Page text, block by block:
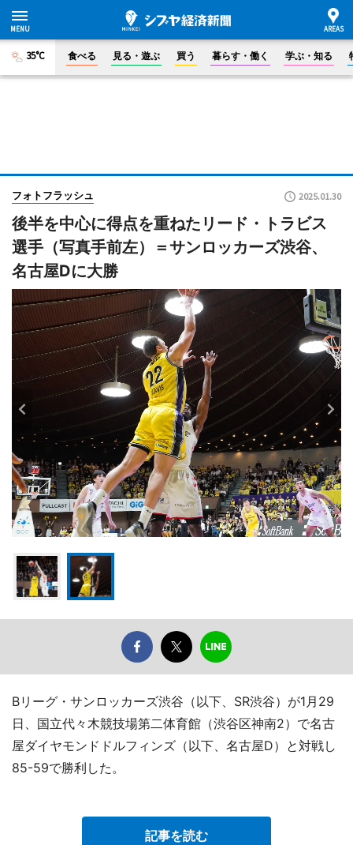
35°C 食べる 見る・遊ぶ 買う 暮らす・働く 学ぶ・知る
フォトフラッシュ 2025.01.30
後半を中心に得点を重ねたリード・トラビス
選手（写真手前左）＝サンロッカーズ渋谷、
名古屋Dに大勝
Bリーグ・サンロッカーズ渋谷（以下、SR渋谷）が1月29
日、国立代々木競技場第二体育館（渋谷区神南2）で名古
屋ダイヤモンドドルフィンズ（以下、名古屋D）と対戦し
85-59で勝利した。
記事を読む